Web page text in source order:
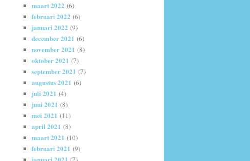
maart 2022 (6)
februari 2022 (6)
januari 2022 (9)
december 2021 (6)
november 2021 (8)
oktober 2021 (7)
september 2021 (7)
augustus 2021 (6)
juli 2021 (4)
juni 2021 (8)
mei 2021 (11)
april 2021 (8)
maart 2021 (10)
februari 2021 (9)